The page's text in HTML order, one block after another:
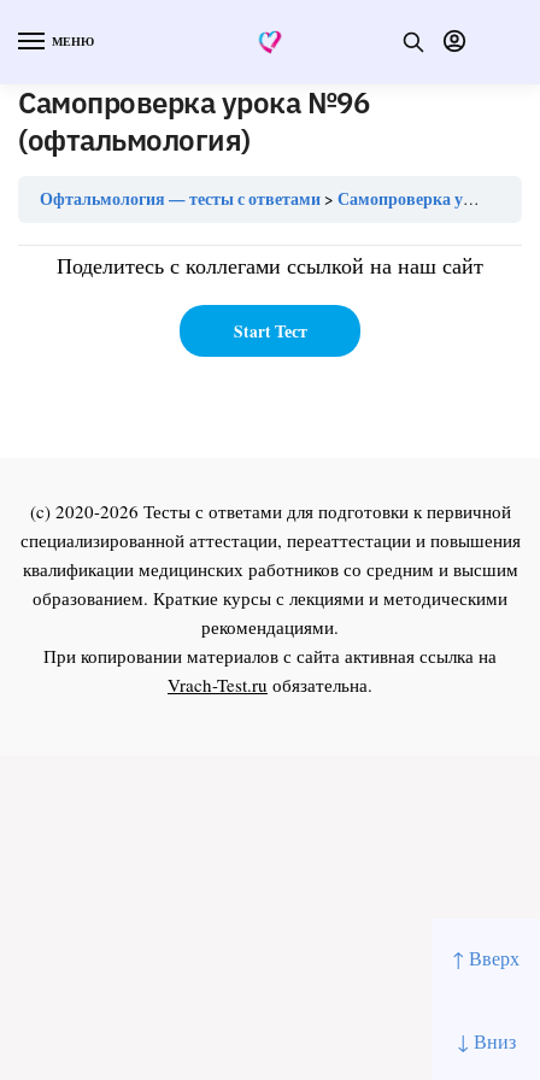
↑ Вверх
↓ Вниз
МЕНЮ
Самопроверка урока №96
(офтальмология)
Офтальмология — тесты с ответами Самопроверка урока №96 (офтальмология)
Поделитесь с коллегами ссылкой на наш сайт
(c) 2020-2026 Тесты с ответами для подготовки к первичной
специализированной аттестации, переаттестации и повышения
квалификации медицинских работников со средним и высшим
образованием. Краткие курсы с лекциями и методическими
рекомендациями.
При копировании материалов с сайта активная ссылка на
Vrach-Test.ru обязательна.